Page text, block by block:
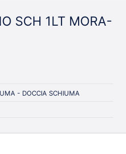
SCH 1LT MORA-
- DOCCIA SCHIUMA